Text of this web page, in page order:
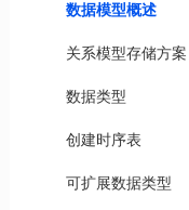
数据模型概述
关系模型存储方案
数据类型
创建时序表
可扩展数据类型